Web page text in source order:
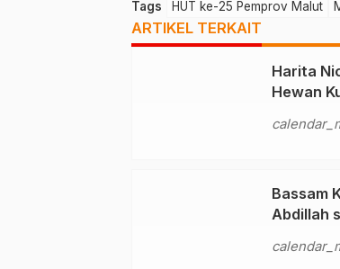
Tags HUT ke-25 Pemprov Malut
ARTIKEL TERKAIT
Harita
Hewan
Momen
H
Bassam
Abdillah
Definitif